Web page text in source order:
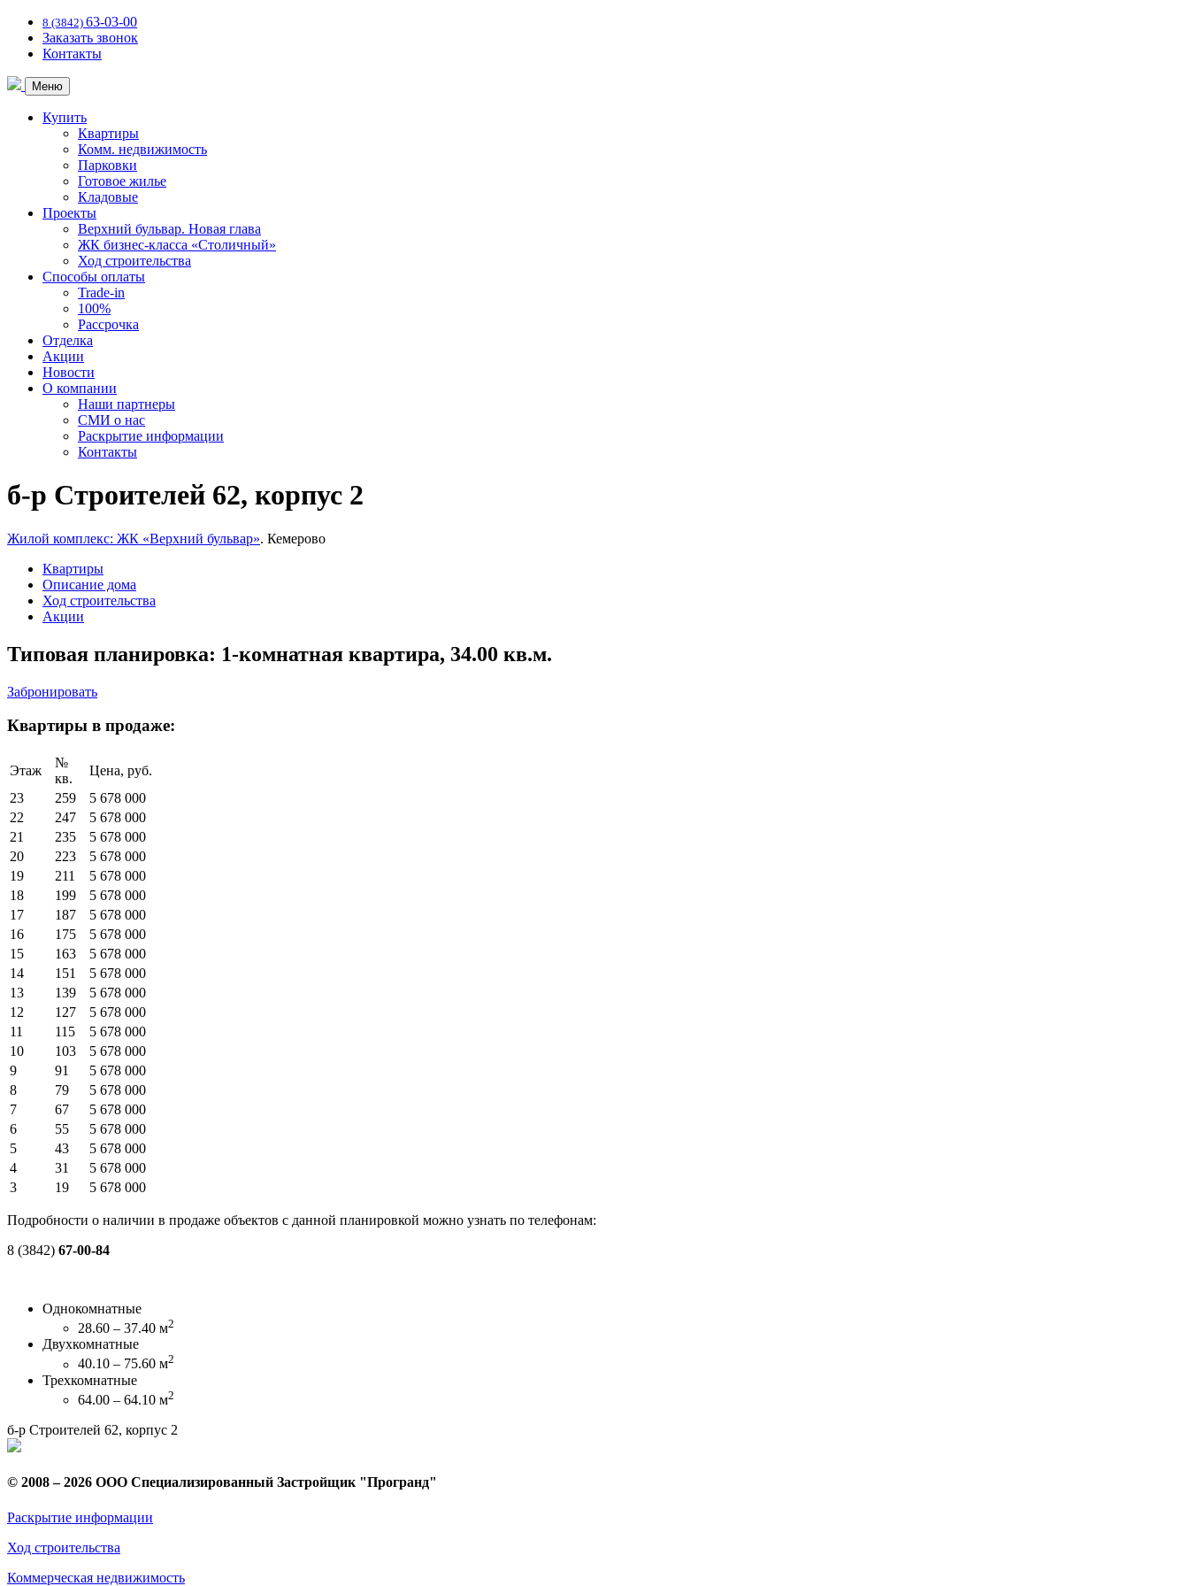
8 (3842) 63-03-00
Заказать звонок
Контакты
Меню
Купить
Квартиры
Комм. недвижимость
Парковки
Готовое жилье
Кладовые
Проекты
Верхний бульвар. Новая глава
ЖК бизнес-класса «Столичный»
Ход строительства
Способы оплаты
Trade-in
100%
Рассрочка
Отделка
Акции
Новости
О компании
Наши партнеры
СМИ о нас
Раскрытие информации
Контакты
б-р Строителей 62, корпус 2
Жилой комплекс: ЖК «Верхний бульвар». Кемерово
Квартиры
Описание дома
Ход строительства
Акции
Типовая планировка: 1-комнатная квартира, 34.00 кв.м.
Забронировать
Квартиры в продаже:
Этаж
№
кв.
Цена, руб.
23
259
5 678 000
22
247
5 678 000
21
235
5 678 000
20
223
5 678 000
19
211
5 678 000
18
199
5 678 000
17
187
5 678 000
16
175
5 678 000
15
163
5 678 000
14
151
5 678 000
13
139
5 678 000
12
127
5 678 000
11
115
5 678 000
10
103
5 678 000
9
91
5 678 000
8
79
5 678 000
7
67
5 678 000
6
55
5 678 000
5
43
5 678 000
4
31
5 678 000
3
19 5 678 000
Подробности о наличии в продаже объектов с данной планировкой можно узнать по телефонам:
8 (3842) 67-00-84
Однокомнатные
28.60 – 37.40 м2
Двухкомнатные
40.10 – 75.60 м2
Трехкомнатные
64.00 – 64.10 м2
б-р Строителей 62, корпус 2
© 2008 – 2026 ООО Специализированный Застройщик "Програнд"
Раскрытие информации
Ход строительства
Коммерческая недвижимость